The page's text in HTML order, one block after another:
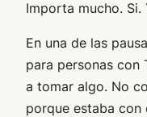
Importa mucho.
En una de las
para personas con
a tomar algo. No
porque estaba